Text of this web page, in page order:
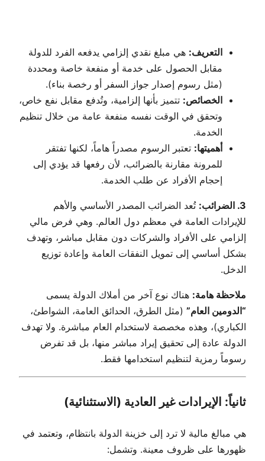
التعريف: هي مبلغ نقدي إلزامي يدفعه الفرد للدولة
مقابل الحصول على خدمة أو منفعة خاصة ومحددة
(مثل رسوم إصدار جواز السفر أو رخصة بناء).
الخصائص: تتميز بأنها إلزامية، وتُدفع مقابل نفع خاص،
وتحقق في الوقت نفسه منفعة عامة من خلال تنظيم
الخدمة.
أهميتها: تعتبر الرسوم مصدراً هاماً، لكنها تفتقر
للمرونة مقارنة بالضرائب، لأن رفعها قد يؤدي إلى
إحجام الأفراد عن طلب الخدمة.
3. الضرائب:
تُعد الضرائب المصدر الأساسي والأهم
للإيرادات العامة في معظم دول العالم. وهي فرض مالي
إلزامي على الأفراد والشركات دون مقابل مباشر، وتهدف
بشكل أساسي إلى تمويل النفقات العامة وإعادة توزيع
الدخل.
ملاحظة هامة: هناك نوع آخر من أملاك الدولة يسمى
“الدومين العام” (مثل الطرق، الحدائق العامة، الشواطئ،
الكباري)، وهذه مخصصة لاستخدام العام مباشرة. ولا تهدف
الدولة عادة إلى تحقيق إيراد مباشر منها، بل قد تفرض
رسوماً رمزية لتنظيم استخدامها فقط.
ثانياً: الإيرادات غير العادية (الاستثنائية)
هي مبالغ مالية لا ترد إلى خزينة الدولة بانتظام، وتعتمد في
ظهورها على ظروف معينة. وتشمل: